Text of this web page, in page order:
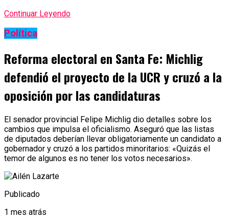
Continuar Leyendo
Política
Reforma electoral en Santa Fe: Michlig
defendió el proyecto de la UCR y cruzó a la
oposición por las candidaturas
El senador provincial Felipe Michlig dio detalles sobre los
cambios que impulsa el oficialismo. Aseguró que las listas
de diputados deberían llevar obligatoriamente un candidato a
gobernador y cruzó a los partidos minoritarios: «Quizás el
temor de algunos es no tener los votos necesarios».
Publicado
1 mes atrás